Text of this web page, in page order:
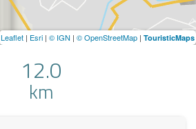
12.0
km
Leaflet | Esri | © IGN | © OpenStreetMap | TouristicMaps